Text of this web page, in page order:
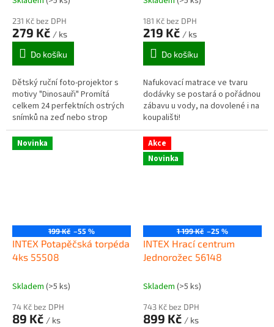
231 Kč bez DPH
279 Kč / ks
Do košíku
Dětský ruční foto-projektor s
motivy "Dinosauři" Promítá
celkem 24 perfektních ostrých
snímků na zeď nebo strop
pokojíčku.
181 Kč bez DPH
219 Kč / ks
Do košíku
Nafukovací matrace ve tvaru
dodávky se postará o pořádnou
zábavu u vody, na dovolené i na
koupališti!
Novinka
199 Kč –55 %
INTEX Potapěčská torpéda
4ks 55508
Skladem (>5 ks)
74 Kč bez DPH
89 Kč / ks
Akce
Novinka
1 199 Kč –25 %
INTEX Hrací centrum
Jednorožec 56148
Skladem (>5 ks)
743 Kč bez DPH
899 Kč / ks